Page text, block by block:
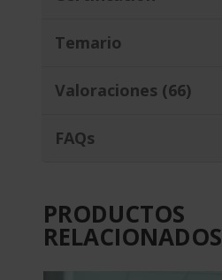
Temario
Valoraciones (66)
FAQs
PRODUCTOS
RELACIONADOS